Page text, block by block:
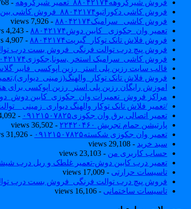
فروش شیرگروهه۸۸۰۴۲۱۷۴_تعمیر شیرگروهه
- 6,768 views
فروش کاشی دکوراتیو۸۸۰۴۲۱۷۴_فروش کاشی بین کابینتی
فروش کاشی _سرامیک۸۸۰۴۲۱۷۴
- 7,926 views
تعمیر وان_جکوزی_ کابین دوش۸۸۰۴۲۱۷۴
- 4,243 views
فروش فلاش تانک توکار_گبریت۸۸۰۴۲۱۷۴
- 4,907 views
فروش پیچ درب توالت فرنگی_فروش بست درب توالت فرنگی
فروش کاشی_سرامیک استخر ,سونا,جکوزی۸۸۰۴۲۱۷۴
قالب سایت رزین پلی استر_رزین اپوکسی_فایبر
فروش فلاش تانک
اموزش رایگان رزین پلی استر_رزین اپوکسی برای
مراکز فروش_تعمیرات وان_جکوزی_کابین
/تعمیر فلاش تانک توکار والهنگ دیواری_زمینی _
تعمیر اتصالی برق وان جکوزی۰۹۱۲۱۵۰۷۸۲۵
- 54,092 views
پارتیشن حمام تجریش ۲۲۴۲۰۴۶۰
- 36,502 views
تعمیر وان جکوزی شکسته۰۹۱۲۱۵۰۷۸۲۵
- 31,926 views
سبد خرید - 29,108 views
حساب کاربری من - 23,103 views
تعمیر درب کابین دوش-تعمیر غلطک و ریل درب
تاسیسات حرارتی - 17,009 views
فروش پیچ درب توالت فرنگی_فروش بست درب توالت فرنگی
تاسیسات ساختمانی - 16,106 views